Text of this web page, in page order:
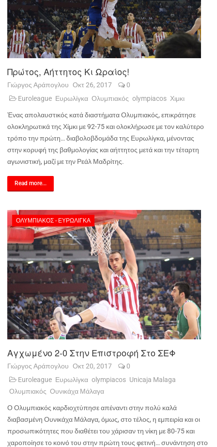
Πρώτος, Αήττητος Κι Ωραίος!
Γιώργος Αράπογλου Οκτ 26, 2017
0
Euroleague Ευρωλίγκα Ολυμπιακός olympiacos Χιμκι
Ένας απολαυστικός κατά διαστήματα Ολυμπιακός, επικράτησε
ολοκληρωτικά της Χίμκι με 92-75 και ολοκλήρωσε με τον καλύτερο
τρόπο την πρώτη… διαβολοβδομάδα της Ευρωλίγκα, μένοντας
στην κορυφή της βαθμολογίας και αήττητος μετά και την τέταρτη
αγωνιστική, μαζί με την Ρεάλ Μαδρίτης.
Read more...
ΟΛΥΜΠΙΑΚΌΣ - ΕΥΡΩΛΊΓΚΑ
Αγχωμένο 2-0 Στην Επιστροφή Στο ΣΕΦ
Γιώργος Αράπογλου Οκτ 20, 2017
0
Euroleague Ευρωλίγκα olympiacos Unicaja Malaga
Ολυμπιακός Ουνικάχα Μάλαγα
Ο Ολυμπιακός καρδιοχτύπησε απέναντι στην πολύ καλά
διαβασμένη Ουνικάχα Μάλαγα, όμως, στο τέλος, η εμπειρία και οι
προσωπικότητες που διαθέτει του χάρισαν τη νίκη με 80-75 και
χαροποίησε το κοινό του στην πρώτη τους φετινή… συνάντηση στο